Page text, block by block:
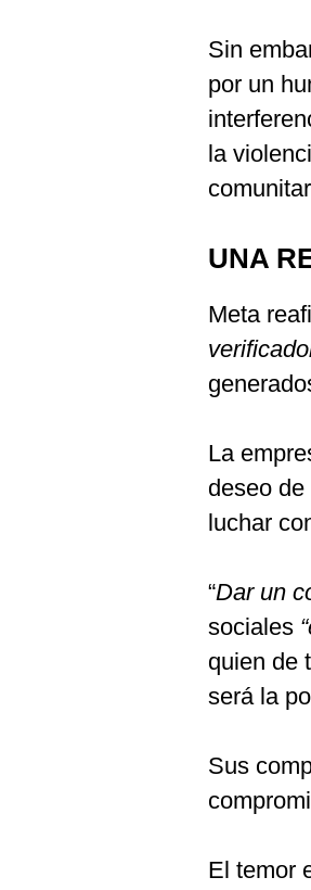
Sin
por un
la
UNA
Meta
La
deseo
luchar
“Dar un
sociales
quien de
será la
Sus
El temor